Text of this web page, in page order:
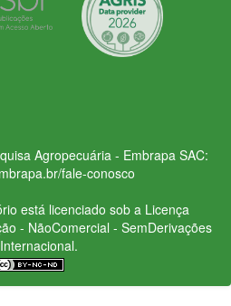
Agropecuária - Embrapa SAC:
fale-conosco
está licenciado sob a Licença
- NãoComercial - SemDerivações